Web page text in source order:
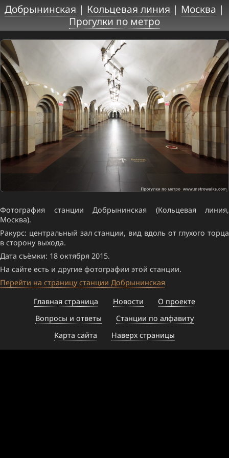
Добрынинская | Кольцевая линия | Москва |
Прогулки по метро
Фотография станции Добрынинская (Кольцевая линия,
Москва).
Ракурс: центральный зал станции, вид вдоль от глухого торца
в сторону выхода.
Дата съёмки: 18 октября 2015.
На сайте есть и другие фотографии этой станции.
Перейти на страницу станции Добрынинская
Главная страница
Новости
О проекте
Вопросы и ответы
Станции по алфавиту
Карта сайта
Наверх страницы